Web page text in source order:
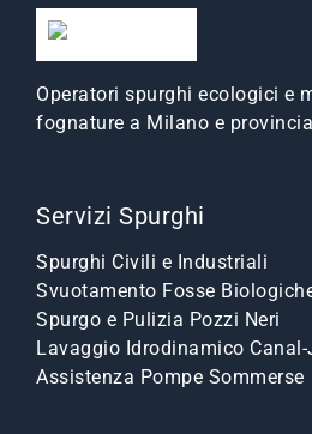
Operatori spurghi ecologici e
fognature a Milano e
Servizi Spurghi
Spurghi Civili e Industriali
Svuotamento Fosse
Spurgo e Pulizia Pozzi Neri
Lavaggio Idrodinamico Canal-
Assistenza Pompe Sommerse